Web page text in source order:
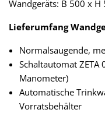
Wandgeräts: B 500 x
Lieferumfang
Normalsaugende,
Schaltautomat
Manometer)
Automatische
Vorratsbehälter